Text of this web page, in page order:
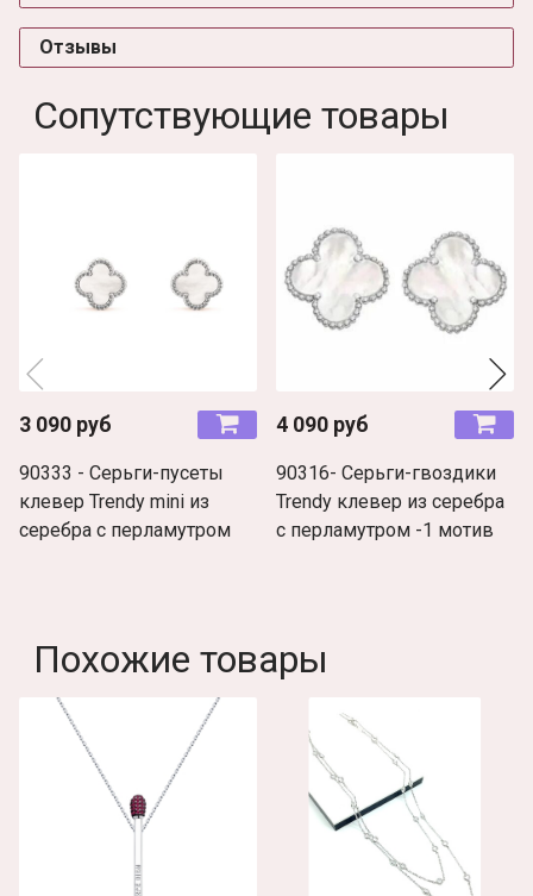
Отзывы
Сопутствующие товары
3 090 руб
90333 - Серьги-пусеты
клевер Trendy mini из
серебра с перламутром
4 090 руб
90316- Серьги-гвоздики
Trendy клевер из серебра
с перламутром -1 мотив
Похожие товары